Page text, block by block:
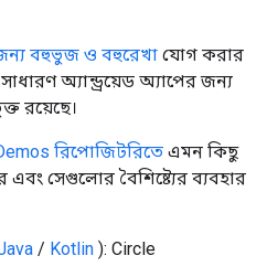
বহুভুজ ও বহুরেখা যোগ করার
অ্যান্ড্রয়েড অ্যাপের জন্য
রয়েছে।
রিপোজিটরিতে এমন কিছু
এবং সেগুলোর বৈশিষ্ট্যের ব্যবহার
/ Kotlin ): Circle